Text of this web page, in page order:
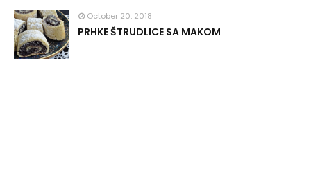
October 20, 2018
PRHKE ŠTRUDLICE SA MAKOM